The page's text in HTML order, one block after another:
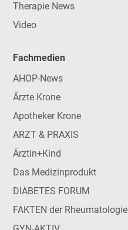
Therapie News
Video
Fachmedien
AHOP-News
Ärzte Krone
Apotheker Krone
ARZT & PRAXIS
Ärztin+Kind
Das Medizinprodukt
DIABETES FORUM
FAKTEN der Rheumatologie